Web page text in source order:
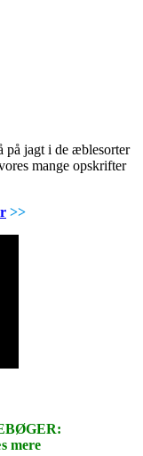
på jagt i de æblesorter
mange opskrifter
>>
mere